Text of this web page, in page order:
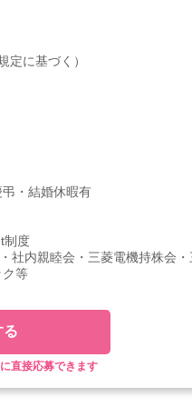
に基づく）
・結婚休暇有
制度
社内親睦会・三菱電機持株会
ク等
る
直接応募できます